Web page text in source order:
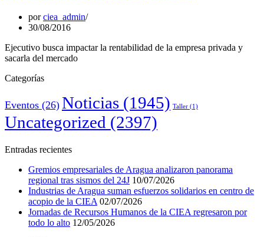
porciea_admin
30/08/2016
Ejecutivo busca impactar la rentabilidad de la empresa privada y
sacarla del mercado
Categorías
Eventos (26) Noticias (1945) Taller (1)
Uncategorized (2397)
Entradas recientes
Gremios empresariales de Aragua analizaron panorama
regional tras sismos del 24J 10/07/2026
Industrias de Aragua suman esfuerzos solidarios en centro de
acopio de la CIEA 02/07/2026
Jornadas de Recursos Humanos de la CIEA regresaron por
todo lo alto 12/05/2026